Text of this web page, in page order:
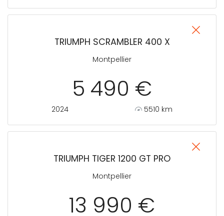
TRIUMPH SCRAMBLER 400 X
Montpellier
5 490 €
2024 5510 km
TRIUMPH TIGER 1200 GT PRO
Montpellier
13 990 €